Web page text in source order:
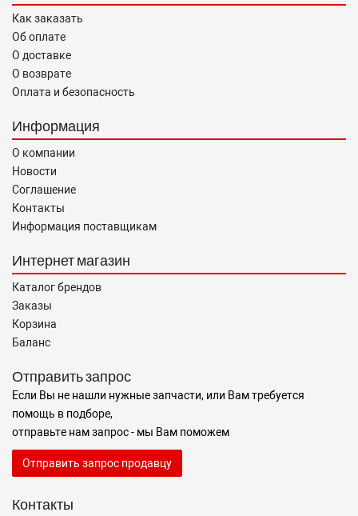
Как заказать
Об оплате
О доставке
О возврате
Оплата и безопасность
Информация
О компании
Новости
Соглашение
Контакты
Информация поставщикам
Интернет магазин
Каталог брендов
Заказы
Корзина
Баланс
Отправить запрос
Если Вы не нашли нужные запчасти, или Вам требуется
помощь в подборе,
отправьте нам запрос - мы Вам поможем
Отправить запрос продавцу
Контакты